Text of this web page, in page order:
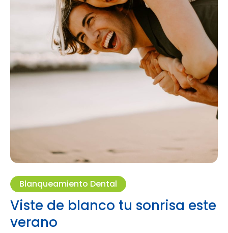
Blanqueamiento Dental
Viste de blanco tu sonrisa este
verano